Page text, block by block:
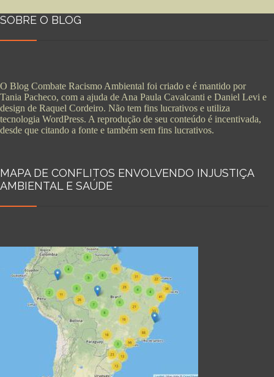
SOBRE O BLOG
O Blog Combate Racismo Ambiental foi criado e é mantido por
Tania Pacheco, com a ajuda de Ana Paula Cavalcanti e Daniel Levi e
design de Raquel Cordeiro. Não tem fins lucrativos e utiliza
tecnologia WordPress. A reprodução de seu conteúdo é incentivada,
desde que citando a fonte e também sem fins lucrativos.
MAPA DE CONFLITOS ENVOLVENDO INJUSTIÇA
AMBIENTAL E SAÚDE